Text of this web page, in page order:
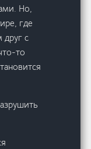
Но,
где
друг с
то